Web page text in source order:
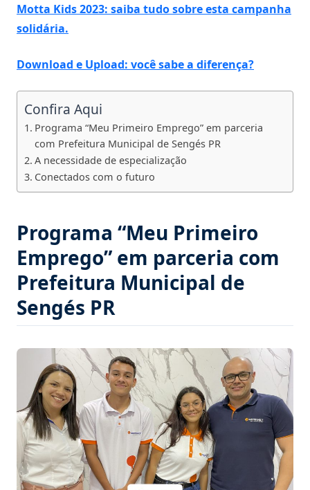
Motta Kids 2023: saiba tudo sobre esta campanha
solidária.
Download e Upload: você sabe a diferença?
Confira Aqui
Programa “Meu Primeiro Emprego” em parceria
com Prefeitura Municipal de Sengés PR
A necessidade de especialização
Conectados com o futuro
Programa “Meu Primeiro
Emprego” em parceria com
Prefeitura Municipal de
Sengés PR